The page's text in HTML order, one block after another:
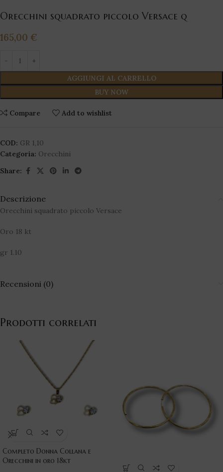
Orecchini squadrato piccolo Versace q
165,00 €
AGGIUNGI AL CARRELLO
BUY NOW
Compare Add to wishlist
COD: GR 1,10
Categoria: Orecchini
Share:
Descrizione
Orecchini squadrato piccolo Versace
Oro 18 kt
gr 1.10
Recensioni (0)
Prodotti correlati
Completo Donna Collana e
Orecchini in oro 18kt